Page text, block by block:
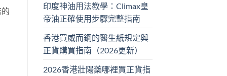
印度神油用法教學：Climax皇
帝油正確使用步驟完整指南
香港買威而鋼的醫生紙規定與
正貨購買指南（2026更新）
2026香港壯陽藥哪裡買正貨指